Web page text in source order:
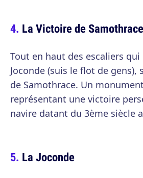
La Victoire de Samothrace
Tout en haut des escaliers
Joconde (suis le flot de gens),
de Samothrace. Un
représentant une victoire
navire datant du 3ème siècle
La Joconde